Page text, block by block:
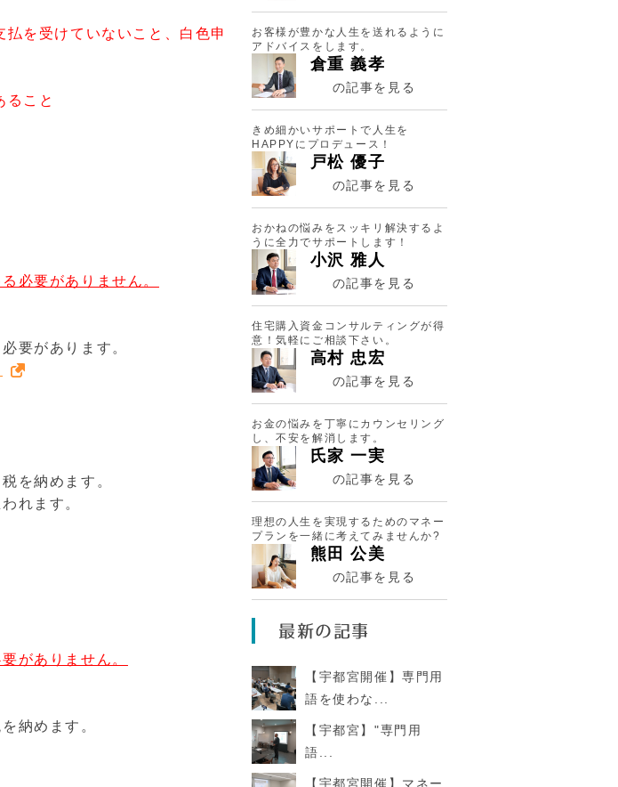
を受けていないこと、白色申
こと
必要がありません。
要があります。
を納めます。
れます。
がありません。
納めます。
お客様が豊かな人生を送れるように
アドバイスをします。
倉重 義孝
の記事を見る
きめ細かいサポートで人生を
HAPPYにプロデュース！
戸松 優子
の記事を見る
おかねの悩みをスッキリ解決するよ
うに全力でサポートします！
小沢 雅人
の記事を見る
住宅購入資金コンサルティングが得
意！気軽にご相談下さい。
高村 忠宏
の記事を見る
お金の悩みを丁寧にカウンセリング
し、不安を解消します。
氏家 一実
の記事を見る
理想の人生を実現するためのマネー
プランを一緒に考えてみませんか?
熊田 公美
の記事を見る
最新の記事
【宇都宮開催】専門用
語を使わな...
【宇都宮】"専門用
語...
【宇都宮開催】マネー